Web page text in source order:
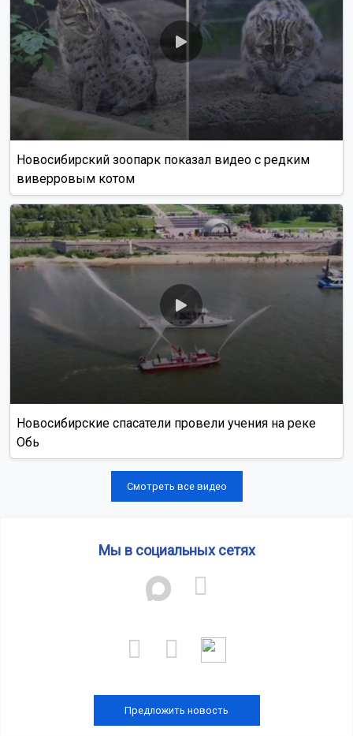
Новосибирский зоопарк показал видео с редким
виверровым котом
Новосибирские спасатели провели учения на реке
Обь
Смотреть все видео
Мы в социальных сетях
Предложить новость